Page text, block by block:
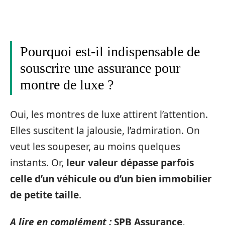
Pourquoi est-il indispensable de
souscrire une assurance pour
montre de luxe ?
Oui, les montres de luxe attirent l’attention.
Elles suscitent la jalousie, l’admiration. On
veut les soupeser, au moins quelques
instants. Or, leur valeur dépasse parfois
celle d’un véhicule ou d’un bien immobilier
de petite taille.
A lire en complément :SPB Assurance,